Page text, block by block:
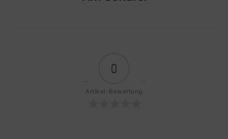
0
Artikel-Bewertung